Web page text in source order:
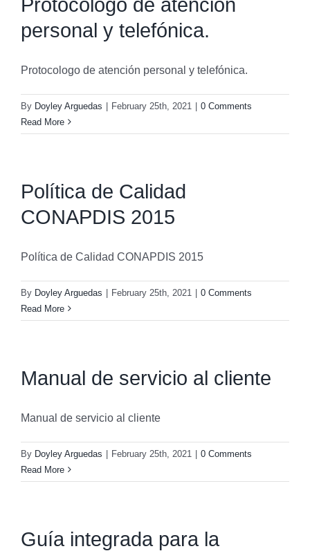
Protocologo de atención
personal y telefónica.
Protocologo de atención personal y telefónica.
By Doyley Arguedas February 25th, 2021
0 Comments
Read More
Política de Calidad
CONAPDIS 2015
Política de Calidad CONAPDIS 2015
By Doyley Arguedas February 25th, 2021
0 Comments
Read More
Manual de servicio al cliente
Manual de servicio al cliente
By Doyley Arguedas February 25th, 2021
0 Comments
Read More
Guía integrada para la